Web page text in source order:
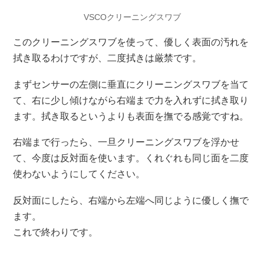
VSCOクリーニングスワブ
このクリーニングスワブを使って、優しく表面の汚れを
拭き取るわけですが、二度拭きは厳禁です。
まずセンサーの左側に垂直にクリーニングスワブを当て
て、右に少し傾けながら右端まで力を入れずに拭き取り
ます。拭き取るというよりも表面を撫でる感覚ですね。
右端まで行ったら、一旦クリーニングスワブを浮かせ
て、今度は反対面を使います。くれぐれも同じ面を二度
使わないようにしてください。
反対面にしたら、右端から左端へ同じように優しく撫で
ます。
これで終わりです。